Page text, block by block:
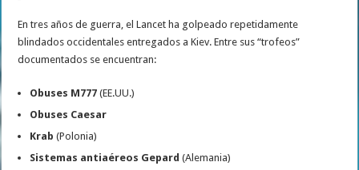
En tres años de guerra, el Lancet ha golpeado repetidamente
blindados occidentales entregados a Kiev. Entre sus “trofeos”
documentados se encuentran:
Obuses M777 (EE.UU.)
Obuses Caesar
Krab (Polonia)
Sistemas antiaéreos Gepard (Alemania)